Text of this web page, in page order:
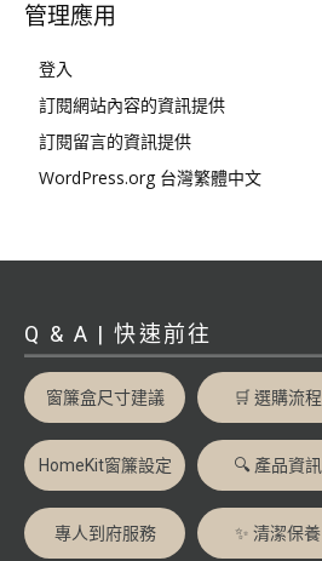
管理應用
登入
訂閱網站內容的資訊提供
訂閱留言的資訊提供
WordPress.org 台灣繁體中文
Q & A | 快速前往
窗簾盒尺寸建議 🛒 選購流程
HomeKit窗簾設定 🔍 產品資訊
專人到府服務 ✨ 清潔保養